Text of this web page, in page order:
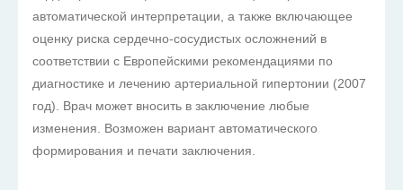
автоматической интерпретации, а также включающее
оценку риска сердечно-сосудистых осложнений в
соответствии с Европейскими рекомендациями по
диагностике и лечению артериальной гипертонии (2007
год). Врач может вносить в заключение любые
изменения. Возможен вариант автоматического
формирования и печати заключения.